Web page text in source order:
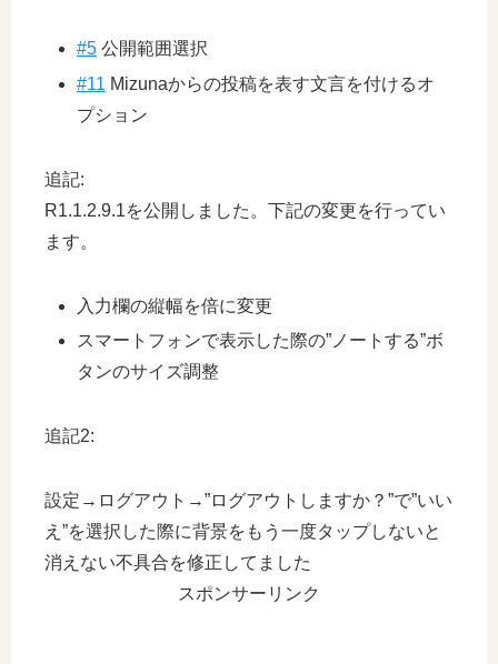
#5 公開範囲選択
#11 Mizunaからの投稿を表す文言を付けるオ
プション
追記:
R1.1.2.9.1を公開しました。下記の変更を行ってい
ます。
入力欄の縦幅を倍に変更
スマートフォンで表示した際の”ノートする”ボ
タンのサイズ調整
追記2:
設定→ログアウト→”ログアウトしますか？”で”いい
え”を選択した際に背景をもう一度タップしないと
消えない不具合を修正してました
スポンサーリンク